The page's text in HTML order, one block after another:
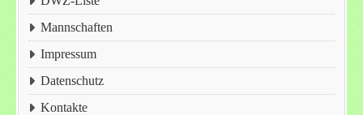
Mannschaften
Impressum
Datenschutz
Kontakte